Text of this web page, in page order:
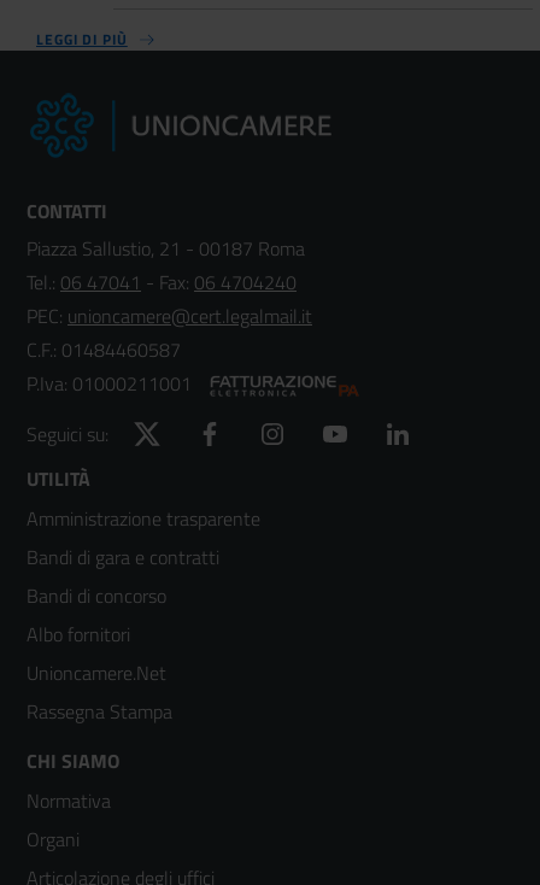
LEGGI DI PIÙ
CONTATTI
Piazza Sallustio, 21 - 00187 Roma
Tel.: 06 47041 - Fax: 06 4704240
PEC: unioncamere@cert.legalmail.it
C.F.: 01484460587
P.Iva: 01000211001
Seguici su:
Twitter Facebook Instagram YouTube
Footer
menù
colonna
2
UTILITÀ
Amministrazione trasparente
Bandi di gara e contratti
Bandi di concorso
Albo fornitori
Unioncamere.Net
Rassegna Stampa
Footer
menù
colonna
CHI SIAMO
Normativa
Organi
Articolazione degli uffici